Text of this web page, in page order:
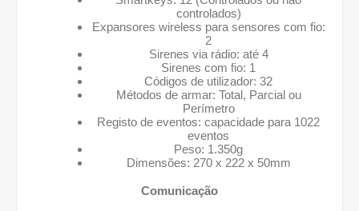
controlados)
Expansores wireless para sensores com fio:
2
Sirenes via rádio: até 4
Sirenes com fio: 1
Códigos de utilizador: 32
Métodos de armar: Total, Parcial ou
Perímetro
Registo de eventos: capacidade para 1022
eventos
Peso: 1.350g
Dimensões: 270 x 222 x 50mm
Comunicação